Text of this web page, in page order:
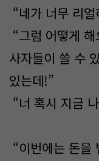
“네가 너무 리
“그럼 어떻게
사자들이 쓸 수
있는데!”
“너 혹시 지금
“이번에는 돈을